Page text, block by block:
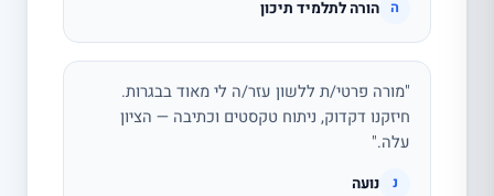
ה הורה לתלמיד תיכון
"מורה פרטי/ת ללשון עזר/ה לי מאוד בבגרות.
חיזקנו דקדוק, ניתוח טקסטים וכתיבה — הציון
עלה."
נ נועה